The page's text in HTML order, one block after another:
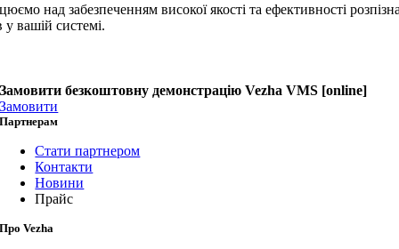
над забезпеченням високої якості та ефективності
у вашій системі.
Замовити безкоштовну демонстрацію Vezha VMS [online]
Замовити
Партнерам
Стати партнером
Контакти
Новини
Прайс
Про Vezha